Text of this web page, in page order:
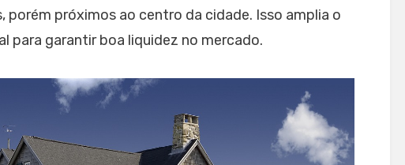
porém próximos ao centro da cidade. Isso amplia o
para garantir boa liquidez no mercado.